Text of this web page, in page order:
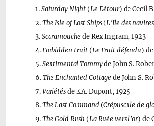
1.Saturday Night(Le Détour) de Cecil
2.The Isle of Lost Ships(L’Ile des
3.Scaramouchede Rex Ingram, 1923
4.Forbidden Fruit(Le Fruit défendu)
5.Sentimental Tommyde John S.
6.The Enchanted Cottagede John S.
7.Variétésde E.A. Dupont, 1925
8.The Last Command(Crépuscule de
9.The Gold Rush (La Ruée vers l’or) de